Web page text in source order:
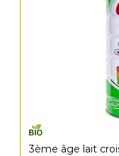
3ème âge lait